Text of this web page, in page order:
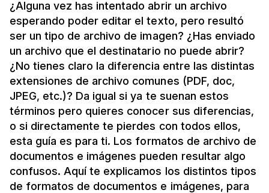
¿Alguna vez has intentado abrir un archivo
esperando poder editar el texto, pero resultó
ser un tipo de archivo de imagen? ¿Has enviado
un archivo que el destinatario no puede abrir?
¿No tienes claro la diferencia entre las distintas
extensiones de archivo comunes (PDF, doc,
JPEG, etc.)? Da igual si ya te suenan estos
términos pero quieres conocer sus diferencias,
o si directamente te pierdes con todos ellos,
esta guía es para ti. Los formatos de archivo de
documentos e imágenes pueden resultar algo
confusos. Aquí te explicamos los distintos tipos
de formatos de documentos e imágenes, para